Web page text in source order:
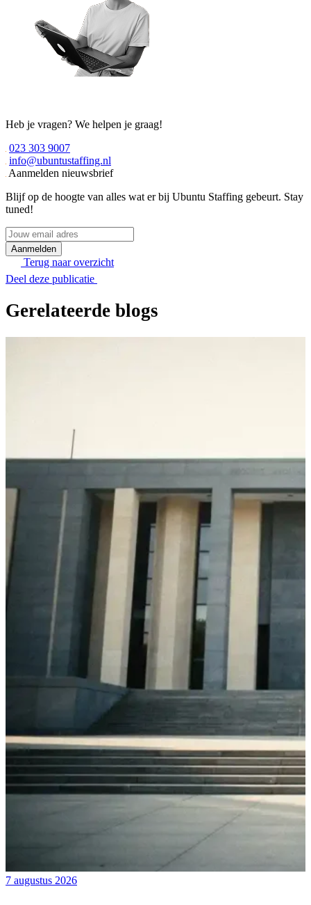
Heb je vragen? We helpen je graag!
023 303 9007
info@ubuntustaffing.nl
Aanmelden nieuwsbrief
Blijf op de hoogte van alles wat er bij Ubuntu Staffing gebeurt. Stay
tuned!
Jouw
email
adresTerug naar overzicht
Deel deze publicatie
Gerelateerde blogs
7 augustus 2026